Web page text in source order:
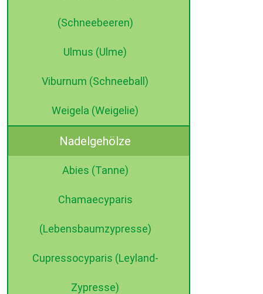
(Schneebeeren)
Ulmus (Ulme)
Viburnum (Schneeball)
Weigela (Weigelie)
Nadelgehölze
Abies (Tanne)
Chamaecyparis
(Lebensbaumzypresse)
Cupressocyparis (Leyland-
Zypresse)